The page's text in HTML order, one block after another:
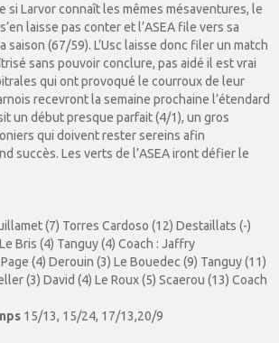
si Larvor connaît les mêmes mésaventures, le
laisse pas conter et l’ASEA file vers sa
saison (67/59). L’Usc laisse donc filer un match
sans pouvoir conclure, pas aidé il est vrai
qui ont provoqué le courroux de leur
recevront la semaine prochaine l’étendard
un début presque parfait (4/1), un gros
qui doivent rester sereins afin
succès. Les verts de l’ASEA iront défier le
(7) Torres Cardoso (12) Destaillats (-)
Bris (4) Tanguy (4) Coach : Jaffry
(4) Derouin (3) Le Bouedec (9) Tanguy (11)
(3) David (4) Le Roux (5) Scaerou (13) Coach
15/13, 15/24, 17/13,20/9